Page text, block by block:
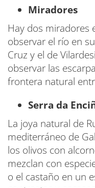
Miradores
Hay dos miradores
observar el río en
Cruz y el de
observar las
frontera natural
Serra da
La joya natural de
mediterráneo de
los olivos con
mezclan con
o el castaño en un